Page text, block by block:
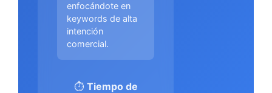
enfocándote en
keywords de alta
intención
comercial.
⏱️ Tiempo de